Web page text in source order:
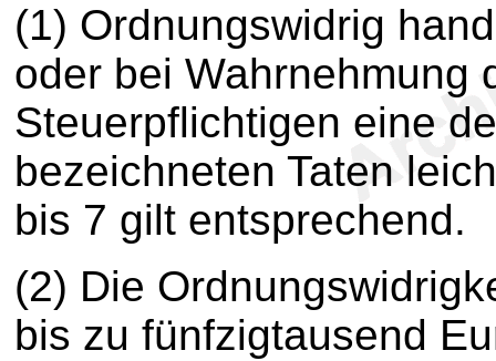
(1) Ordnungswidrig
oder bei Wahrnehmung
Steuerpflichtigen eine
bezeichneten Taten
bis 7 gilt entsprechend.
(2) Die
bis zu fünfzigtausend